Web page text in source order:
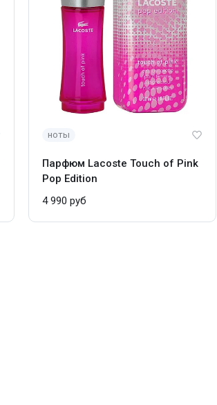
ноты
Парфюм Lacoste Touch of Pink
Pop Edition
4 990 руб